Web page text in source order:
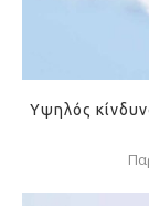
Υψηλός